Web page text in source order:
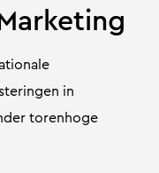
in
torenhoge